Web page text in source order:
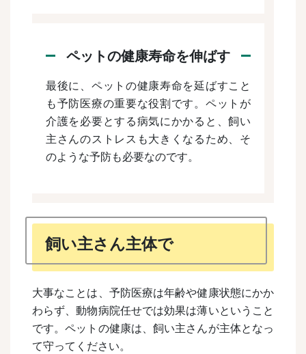
ペットの健康寿命を伸ばす
最後に、ペットの健康寿命を延ばすこと
も予防医療の重要な役割です。ペットが
介護を必要とする病気にかかると、飼い
主さんのストレスも大きくなるため、そ
のような予防も必要なのです。
飼い主さん主体で
大事なことは、予防医療は年齢や健康状態にかか
わらず、動物病院任せでは効果は薄いということ
です。ペットの健康は、飼い主さんが主体となっ
て守ってください。